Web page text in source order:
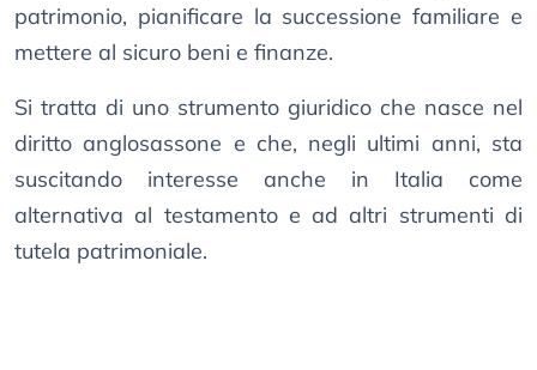
patrimonio, pianificare la successione familiare e
mettere al sicuro beni e finanze.
Si tratta di uno strumento giuridico che nasce nel
diritto anglosassone e che, negli ultimi anni, sta
suscitando interesse anche in Italia come
alternativa al testamento e ad altri strumenti di
tutela patrimoniale.